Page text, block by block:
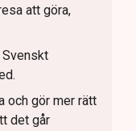
att göra,
och gör mer rätt
det går